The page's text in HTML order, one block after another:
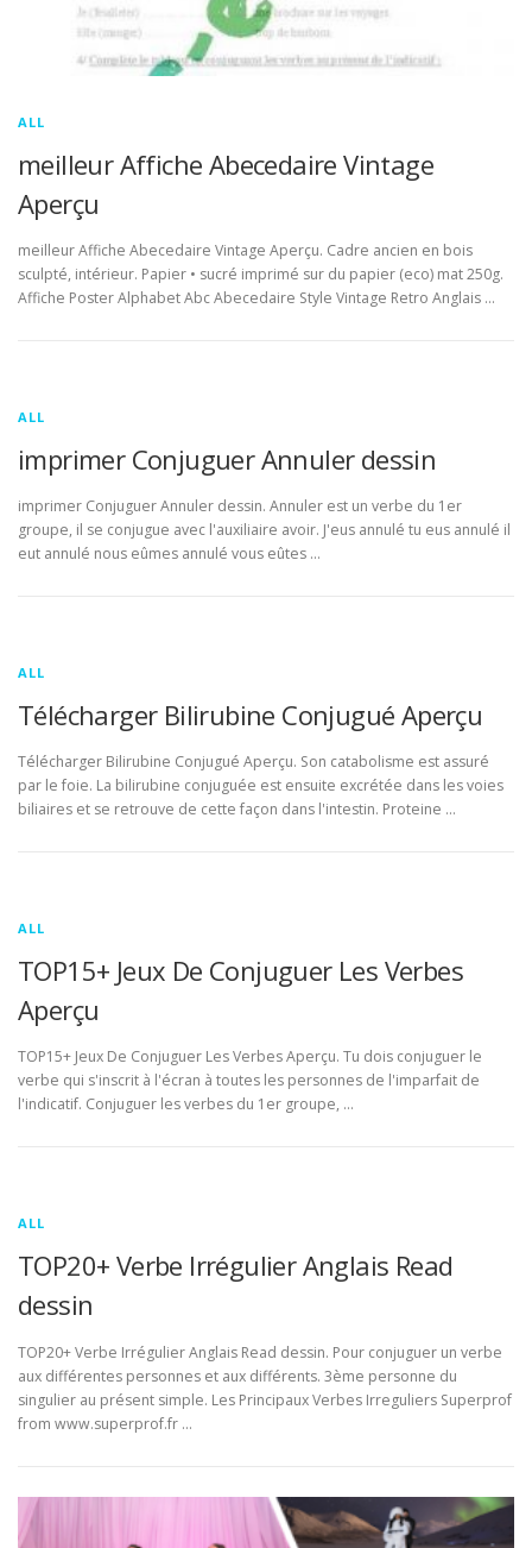
ALL
meilleur Affiche Abecedaire Vintage
Aperçu
meilleur Affiche Abecedaire Vintage Aperçu. Cadre ancien en bois
sculpté, intérieur. Papier • sucré imprimé sur du papier (eco) mat 250g.
Affiche Poster Alphabet Abc Abecedaire Style Vintage Retro Anglais …
ALL
imprimer Conjuguer Annuler dessin
imprimer Conjuguer Annuler dessin. Annuler est un verbe du 1er
groupe, il se conjugue avec l'auxiliaire avoir. J'eus annulé tu eus annulé il
eut annulé nous eûmes annulé vous eûtes …
ALL
Télécharger Bilirubine Conjugué Aperçu
Télécharger Bilirubine Conjugué Aperçu. Son catabolisme est assuré
par le foie. La bilirubine conjuguée est ensuite excrétée dans les voies
biliaires et se retrouve de cette façon dans l'intestin. Proteine …
ALL
TOP15+ Jeux De Conjuguer Les Verbes
Aperçu
TOP15+ Jeux De Conjuguer Les Verbes Aperçu. Tu dois conjuguer le
verbe qui s'inscrit à l'écran à toutes les personnes de l'imparfait de
l'indicatif. Conjuguer les verbes du 1er groupe, …
ALL
TOP20+ Verbe Irrégulier Anglais Read
dessin
TOP20+ Verbe Irrégulier Anglais Read dessin. Pour conjuguer un verbe
aux différentes personnes et aux différents. 3ème personne du
singulier au présent simple. Les Principaux Verbes Irreguliers Superprof
from www.superprof.fr …